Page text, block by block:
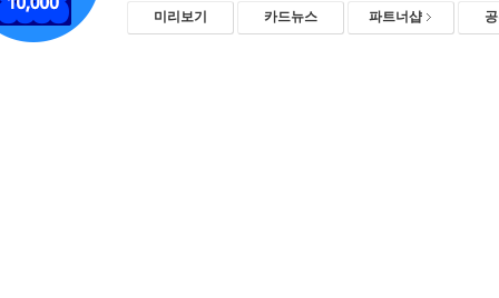
미리보기 카드뉴스 파트너샵